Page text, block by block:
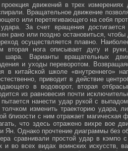
движений в трех
Вращательное движение
или перетягивающего на себя
За счет вращения
рано или поздно остановиться,
осуществляется плавно.
вторая нога описывает дугу и
шара. Варианты вращательных
и уходы переворотом.
китайской школе «внутреннего»
приводит в действие
в водоворот, вторая
из равновесия почти
нанести удар рукой с
толчком изменить траекторию удара,
близости с ним отражает магическая
что здесь отражено вихре вое
Ян. Однако прочтение диаграммы без
сравнивали простой удар в
во всех видах воинских искусств,